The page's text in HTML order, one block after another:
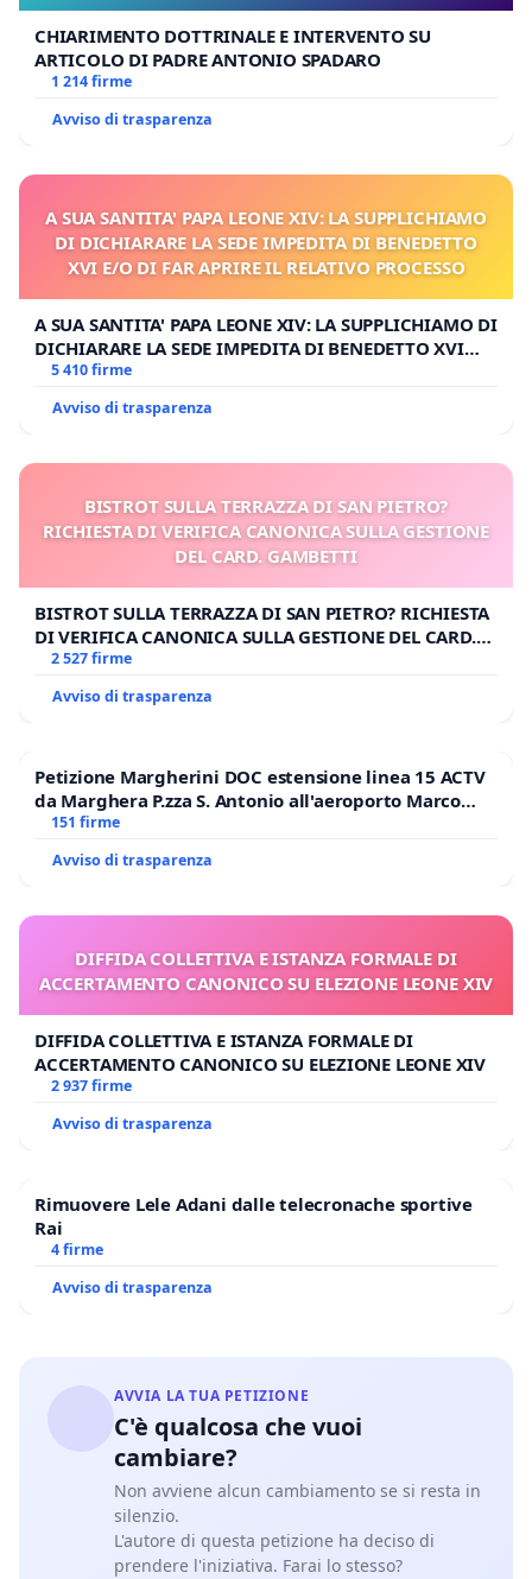
CHIARIMENTO DOTTRINALE E INTERVENTO SU
ARTICOLO DI PADRE ANTONIO SPADARO
1 214 firme
Avviso di trasparenza
A SUA SANTITA' PAPA LEONE XIV: LA SUPPLICHIAMO
DI DICHIARARE LA SEDE IMPEDITA DI BENEDETTO
XVI E/O DI FAR APRIRE IL RELATIVO PROCESSO
A SUA SANTITA' PAPA LEONE XIV: LA SUPPLICHIAMO DI
DICHIARARE LA SEDE IMPEDITA DI BENEDETTO XVI
E/O DI FAR APRIRE IL RELATIVO PROCESSO
5 410 firme
Avviso di trasparenza
BISTROT SULLA TERRAZZA DI SAN PIETRO?
RICHIESTA DI VERIFICA CANONICA SULLA GESTIONE
DEL CARD. GAMBETTI
BISTROT SULLA TERRAZZA DI SAN PIETRO? RICHIESTA
DI VERIFICA CANONICA SULLA GESTIONE DEL CARD.
GAMBETTI
2 527 firme
Avviso di trasparenza
Petizione Margherini DOC estensione linea 15 ACTV
da Marghera P.zza S. Antonio all'aeroporto Marco
Polo tariffa a € 1,50
151 firme
Avviso di trasparenza
DIFFIDA COLLETTIVA E ISTANZA FORMALE DI
ACCERTAMENTO CANONICO SU ELEZIONE LEONE XIV
DIFFIDA COLLETTIVA E ISTANZA FORMALE DI
ACCERTAMENTO CANONICO SU ELEZIONE LEONE XIV
2 937 firme
Avviso di trasparenza
Rimuovere Lele Adani dalle telecronache sportive
Rai
4 firme
Avviso di trasparenza
AVVIA LA TUA PETIZIONE
C'è qualcosa che vuoi
cambiare?
Non avviene alcun cambiamento se si resta in
silenzio.
L'autore di questa petizione ha deciso di
prendere l'iniziativa. Farai lo stesso?